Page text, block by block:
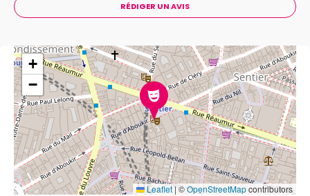
RÉDIGER UN AVIS
+
−
Leaflet|©OpenStreetMapcontributors